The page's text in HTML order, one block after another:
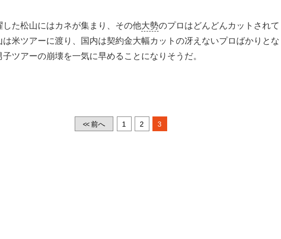
た松山にはカネが集まり、その他大勢のプロはどんどんカットされて
は米ツアーに渡り、国内は契約金大幅カットの冴えないプロばかりとな
子ツアーの崩壊を一気に早めることになりそうだ。
<<前へ 1 2 3